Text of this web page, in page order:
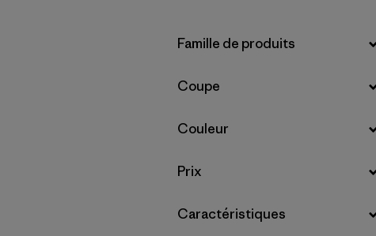
Filtrer par
Famille de produits
Filtrer par
Coupe
Filtrer par
Couleur
Filtrer par
Prix
Filtrer par
Caractéristiques